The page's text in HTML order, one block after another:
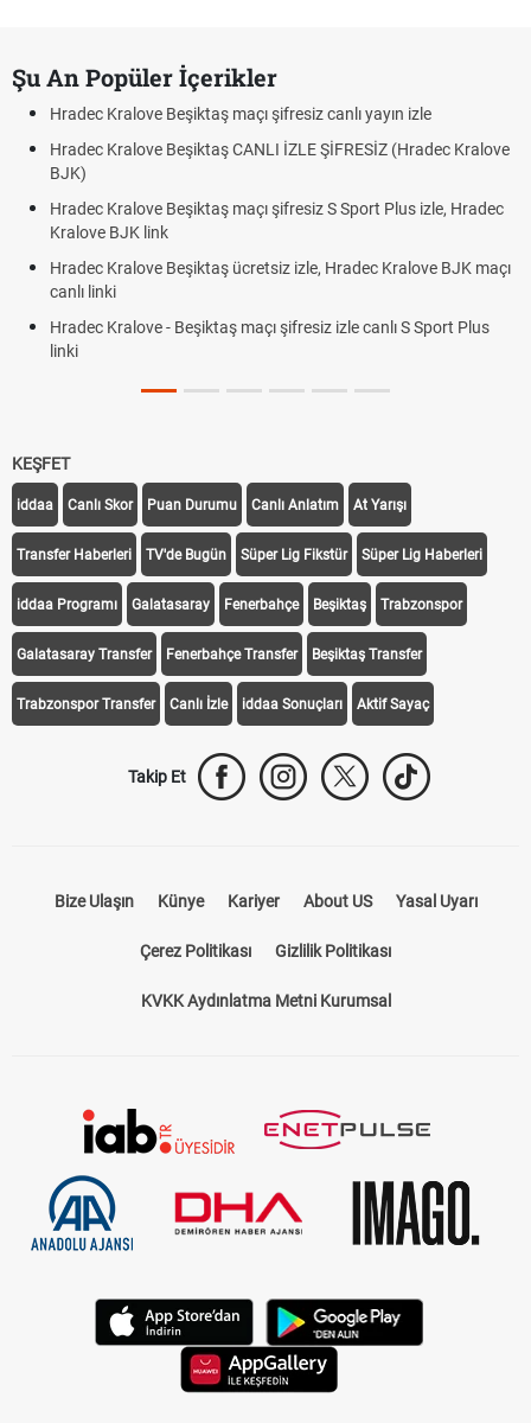
Şu An Popüler İçerikler
Hradec Kralove Beşiktaş maçı şifresiz canlı yayın izle
Hradec Kralove Beşiktaş CANLI İZLE ŞİFRESİZ (Hradec Kralove
BJK)
Hradec Kralove Beşiktaş maçı şifresiz S Sport Plus izle, Hradec
Kralove BJK link
Hradec Kralove Beşiktaş ücretsiz izle, Hradec Kralove BJK maçı
canlı linki
Hradec Kralove - Beşiktaş maçı şifresiz izle canlı S Sport Plus
linki
KEŞFET
iddaa Canlı Skor Puan Durumu Canlı Anlatım At Yarışı
Transfer Haberleri TV'de Bugün Süper Lig Fikstür Süper Lig Haberleri
iddaa Programı Galatasaray Fenerbahçe Beşiktaş Trabzonspor
Galatasaray Transfer Fenerbahçe Transfer Beşiktaş Transfer
Trabzonspor Transfer Canlı İzle iddaa Sonuçları Aktif Sayaç
Takip Et
Bize Ulaşın Künye Kariyer About US Yasal Uyarı
Çerez Politikası Gizlilik Politikası
KVKK Aydınlatma Metni Kurumsal